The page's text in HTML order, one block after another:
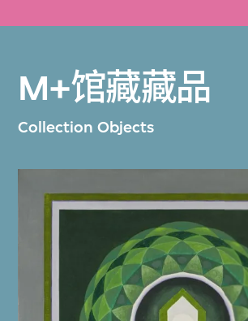
M+馆藏藏品
Collection Objects